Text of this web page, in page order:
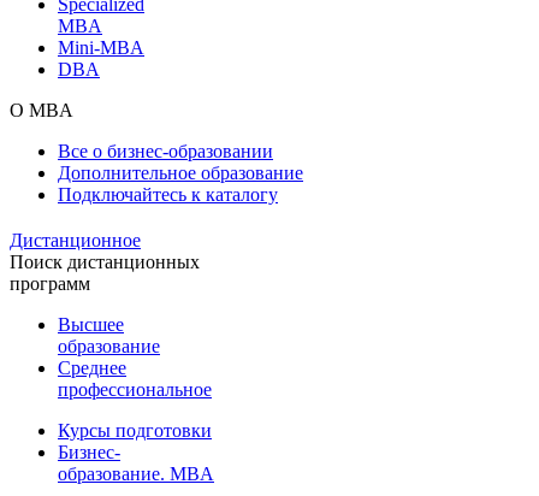
MBA
Mini-MBA
DBA
О MBA
Все о бизнес-образовании
Дополнительное образование
Подключайтесь к каталогу
Дистанционное
Поиск дистанционных
программ
Высшее
образование
Среднее
профессиональное
Курсы подготовки
Бизнес-
образование. MBA